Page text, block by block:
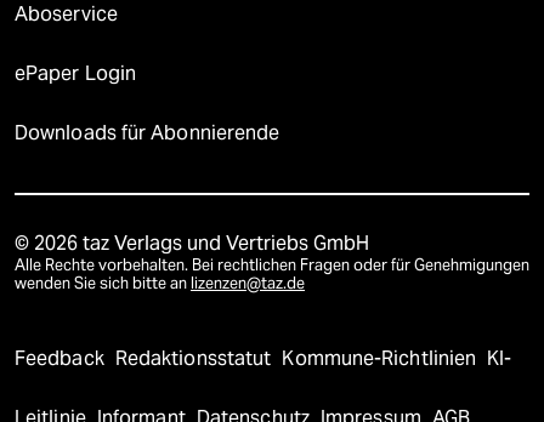
Aboservice
ePaper Login
Downloads für Abonnierende
© 2026 taz Verlags und Vertriebs GmbH
Alle Rechte vorbehalten. Bei rechtlichen Fragen oder für Genehmigungen
wenden Sie sich bitte an lizenzen@taz.de
Feedback Redaktionsstatut Kommune-Richtlinien KI-